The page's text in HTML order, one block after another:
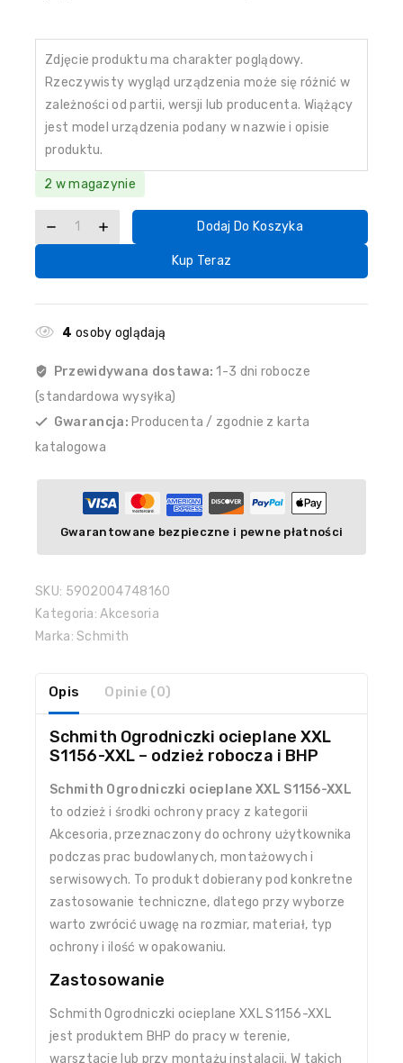
Zdjęcie produktu ma charakter poglądowy.
Rzeczywisty wygląd urządzenia może się różnić w
zależności od partii, wersji lub producenta. Wiążący
jest model urządzenia podany w nazwie i opisie
produktu.
2 w magazynie
Dodaj Do Koszyka
Kup Teraz
4 osoby oglądają
Przewidywana dostawa: 1-3 dni robocze
(standardowa wysyłka)
Gwarancja: Producenta / zgodnie z karta
katalogowa
Gwarantowane bezpieczne i pewne płatności
SKU: 5902004748160
Kategoria:Akcesoria
Marka:Schmith
Opis Opinie (0)
Schmith Ogrodniczki ocieplane XXL
S1156-XXL – odzież robocza i BHP
Schmith Ogrodniczki ocieplane XXL S1156-XXL
to odzież i środki ochrony pracy z kategorii
Akcesoria, przeznaczony do ochrony użytkownika
podczas prac budowlanych, montażowych i
serwisowych. To produkt dobierany pod konkretne
zastosowanie techniczne, dlatego przy wyborze
warto zwrócić uwagę na rozmiar, materiał, typ
ochrony i ilość w opakowaniu.
Zastosowanie
Schmith Ogrodniczki ocieplane XXL S1156-XXL
jest produktem BHP do pracy w terenie,
warsztacie lub przy montażu instalacji. W takich